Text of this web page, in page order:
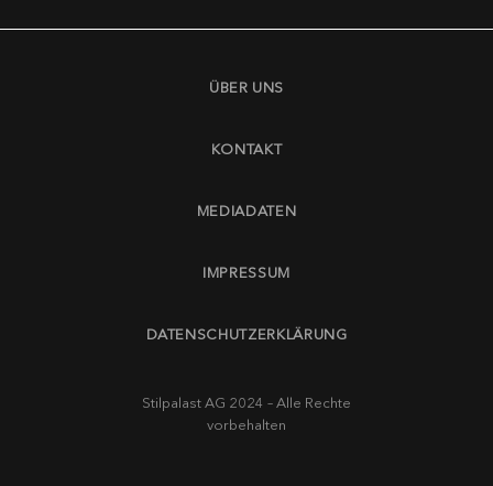
ÜBER UNS
KONTAKT
MEDIADATEN
IMPRESSUM
DATENSCHUTZERKLÄRUNG
Stilpalast AG 2024 – Alle Rechte
vorbehalten